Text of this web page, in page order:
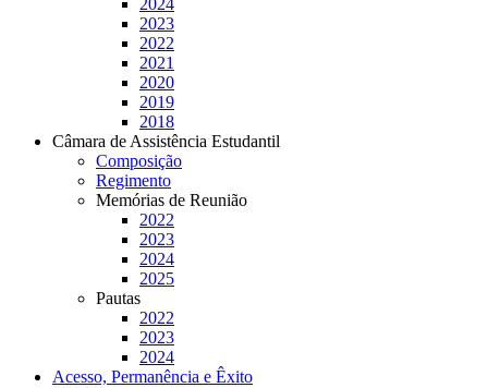
2024
2023
2022
2021
2020
2019
2018
Câmara de Assistência Estudantil
Composição
Regimento
Memórias de Reunião
2022
2023
2024
2025
Pautas
2022
2023
2024
Acesso, Permanência e Êxito